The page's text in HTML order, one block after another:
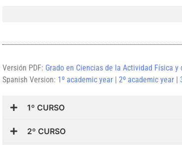
Versión PDF: Grado en Ciencias de la Actividad Física y
Spanish Version: 1º academic year | 2º academic year |
1º CURSO
2º CURSO